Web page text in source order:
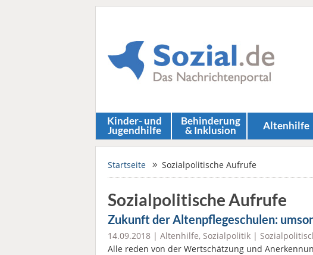
Kinder- und
Jugendhilfe
Behinderung
& Inklusion Altenhilfe
Startseite Sozialpolitische Aufrufe
Sozialpolitische Aufrufe
Zukunft der Altenpflegeschulen:
14.09.2018 | Altenhilfe, Sozialpolitik |
Alle reden von der Wertschätzung und